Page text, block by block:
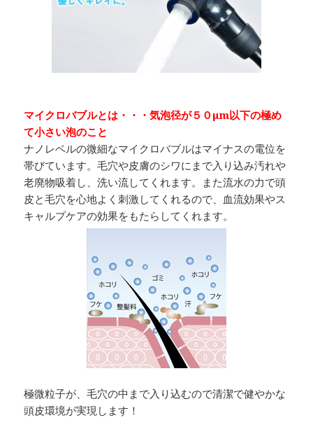
マイクロバブルとは・・・気泡径が５０μm以下の極め
て小さい泡のこと
ナノレベルの微細なマイクロバブルはマイナスの電位を
帯びています。毛穴や皮膚のシワにまで入り込み汚れや
老廃物吸着し、洗い流してくれます。また流水の力で頭
皮と毛穴を心地よく刺激してくれるので、血流効果やス
キャルプケアの効果をもたらしてくれます。
極微粒子が、毛穴の中まで入り込むので清潔で健やかな
頭皮環境が実現します！